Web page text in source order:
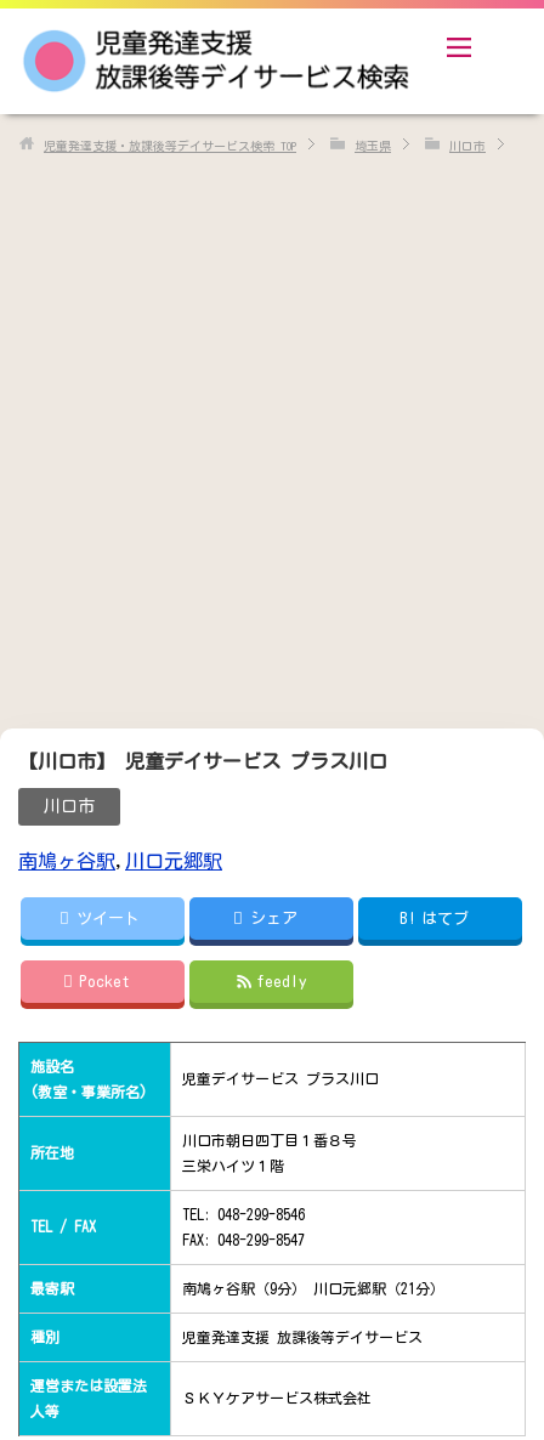
児童発達支援・放課後等デイサービス検索 TOP 埼玉県 川口市
【川口市】 児童デイサービス プラス川口
川口市
南鳩ヶ谷駅, 川口元郷駅
ツイート シェア B! はてブ
Pocket feedly
施設名
(教室・事業所名)
児童デイサービス プラス川口
所在地
川口市朝日四丁目１番８号
三栄ハイツ１階
TEL / FAX
TEL: 048-299-8546
FAX: 048-299-8547
最寄駅 南鳩ヶ谷駅（9分） 川口元郷駅（21分）
種別 児童発達支援 放課後等デイサービス
運営または設置法
人等
ＳＫＹケアサービス株式会社